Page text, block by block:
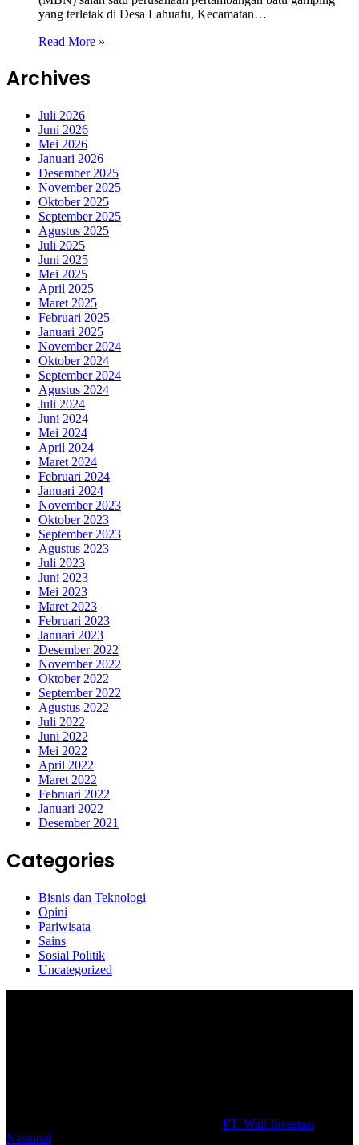
yang terletak di Desa Lahuafu, Kecamatan…
Read More »
Archives
Juli 2026
Juni 2026
Mei 2026
Januari 2026
Desember 2025
November 2025
Oktober 2025
September 2025
Agustus 2025
Juli 2025
Juni 2025
Mei 2025
April 2025
Maret 2025
Februari 2025
Januari 2025
November 2024
Oktober 2024
September 2024
Agustus 2024
Juli 2024
Juni 2024
Mei 2024
April 2024
Maret 2024
Februari 2024
Januari 2024
November 2023
Oktober 2023
September 2023
Agustus 2023
Juli 2023
Juni 2023
Mei 2023
Maret 2023
Februari 2023
Januari 2023
Desember 2022
November 2022
Oktober 2022
September 2022
Agustus 2022
Juli 2022
Juni 2022
Mei 2022
April 2022
Maret 2022
Februari 2022
Januari 2022
Desember 2021
Categories
Bisnis dan Teknologi
Opini
Pariwisata
Sains
Sosial Politik
Uncategorized
PT. Wali Investasi
Nasional